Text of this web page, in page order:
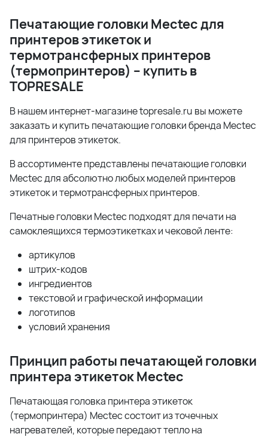
Печатающие головки Mectec для
принтеров этикеток и
термотрансферных принтеров
(термопринтеров) – купить в
TOPRESALE
В нашем интернет-магазине topresale.ru вы можете
заказать и купить печатающие головки бренда Mectec
для принтеров этикеток.
В ассортименте представлены печатающие головки
Mectec для абсолютно любых моделей принтеров
этикеток и термотрансферных принтеров.
Печатные головки Mectec подходят для печати на
самоклеящихся термоэтикетках и чековой ленте:
артикулов
штрих-кодов
ингредиентов
текстовой и графической информации
логотипов
условий хранения
Принцип работы печатающей головки
принтера этикетокMectec
Печатающая головка принтера этикеток
(термопринтера) Mectec состоит из точечных
нагревателей, которые передают тепло на